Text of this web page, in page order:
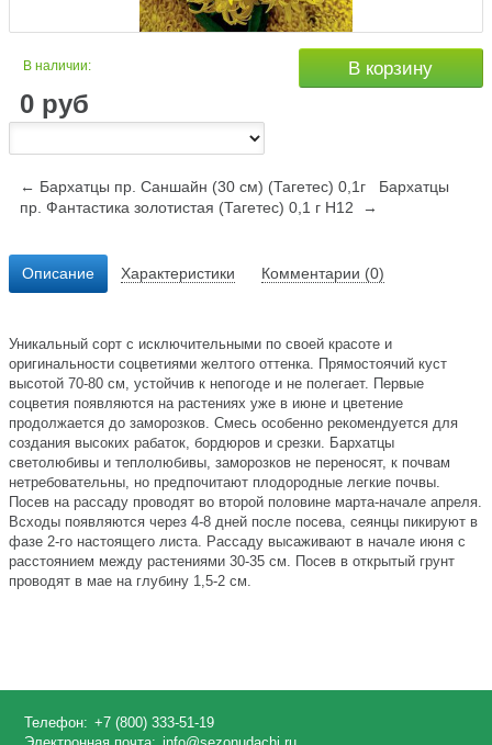
В наличии:
0 руб
В корзину
← Бархатцы пр. Саншайн (30 см) (Тагетес) 0,1г
Бархатцы
пр. Фантастика золотистая (Тагетес) 0,1 г Н12 →
Описание Характеристики Комментарии (0)
Уникальный сорт с исключительными по своей красоте и
оригинальности соцветиями желтого оттенка. Прямостоячий куст
высотой 70-80 см, устойчив к непогоде и не полегает. Первые
соцветия появляются на растениях уже в июне и цветение
продолжается до заморозков. Смесь особенно рекомендуется для
создания высоких рабаток, бордюров и срезки. Бархатцы
светолюбивы и теплолюбивы, заморозков не переносят, к почвам
нетребовательны, но предпочитают плодородные легкие почвы.
Посев на рассаду проводят во второй половине марта-начале апреля.
Всходы появляются через 4-8 дней после посева, сеянцы пикируют в
фазе 2-го настоящего листа. Рассаду высаживают в начале июня с
расстоянием между растениями 30-35 см. Посев в открытый грунт
проводят в мае на глубину 1,5-2 см.
Телефон: +7 (800) 333-51-19